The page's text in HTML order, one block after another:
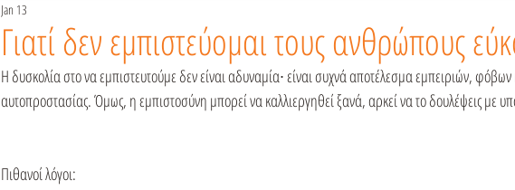
Γιατί δεν εμπιστεύομαι τους ανθρώπους
Jan 13
Η δυσκολία στο να εμπιστευτούμε δεν είναι αδυναμία∙ είναι συχνά αποτέλεσμα εμπειριών,
αυτοπροστασίας. Όμως, η εμπιστοσύνη μπορεί να καλλιεργηθεί ξανά, αρκεί να το δουλέψεις με
Πιθανοί λόγοι: